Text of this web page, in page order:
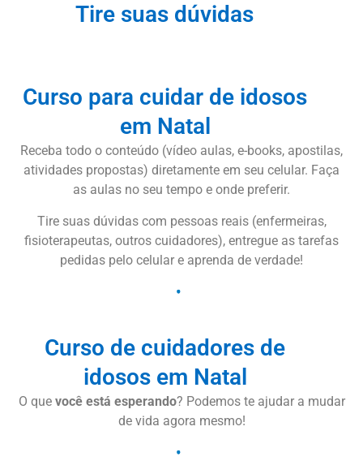
Tire suas dúvidas
Curso para cuidar de idosos
em Natal
Receba todo o conteúdo (vídeo aulas, e-books, apostilas,
atividades propostas) diretamente em seu celular. Faça
as aulas no seu tempo e onde preferir.
Tire suas dúvidas com pessoas reais (enfermeiras,
fisioterapeutas, outros cuidadores), entregue as tarefas
pedidas pelo celular e aprenda de verdade!
Curso de cuidadores de
idosos em Natal
O que você está esperando? Podemos te ajudar a mudar
de vida agora mesmo!